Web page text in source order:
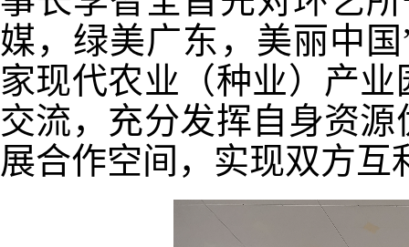
媒，绿美广东，美丽中
家现代农业（种业）产
交流，充分发挥自身资
展合作空间，实现双方互